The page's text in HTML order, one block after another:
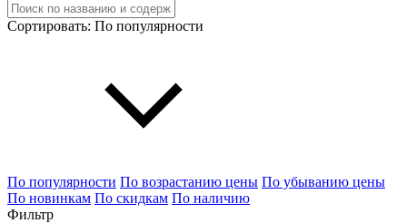
Сортировать: По популярности
По популярности По возрастанию цены По убыванию цены
По новинкам По скидкам По наличию
Фильтр